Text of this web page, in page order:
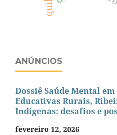
ANÚNCIOS
Dossiê Saúde Mental
Educativas Rurais,
Indígenas: desafios e
fevereiro 12, 2026